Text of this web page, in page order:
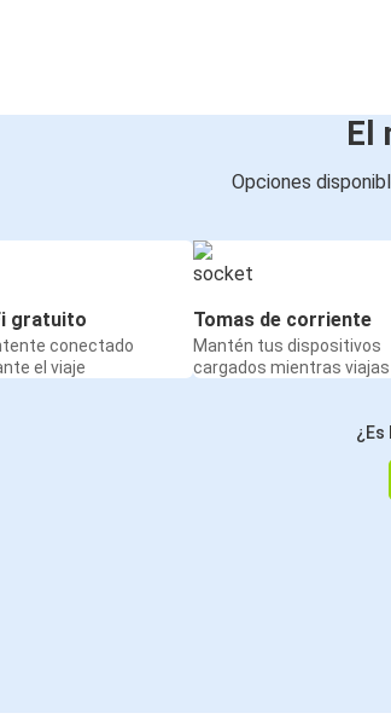
El
Opciones
gratuito
conectado
el viaje
Tomas de corriente
Mantén tus dispositivos
cargados mientras viajas